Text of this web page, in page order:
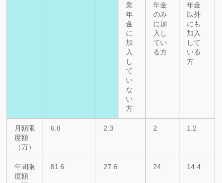
業
年
金
に
加
入
し
て
い
な
い
方
年金
のみ
に加
入し
てい
る方
年金
以外
にも
加入
して
いる
方
月額限
度額
（万）
6.8 2.3 2 1.2
年間限
度額
81.6 27.6 24 14.4